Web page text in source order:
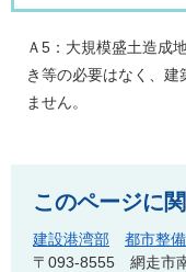
Ａ5：大規模盛土造成
き等の必要はなく、建
ません。
このページに
建設港湾部 都市整
〒093-8555
網走市